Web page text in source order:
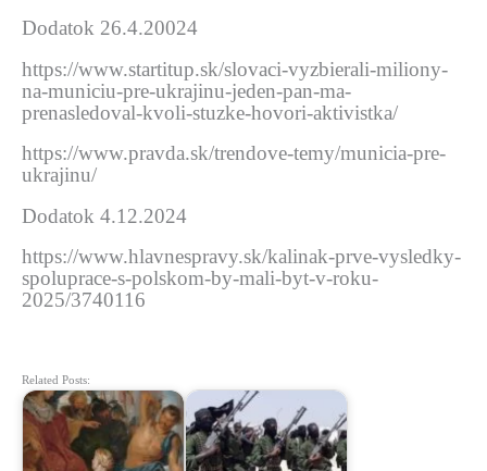
Dodatok 26.4.20024
https://www.startitup.sk/slovaci-vyzbierali-miliony-
na-municiu-pre-ukrajinu-jeden-pan-ma-
prenasledoval-kvoli-stuzke-hovori-aktivistka/
https://www.pravda.sk/trendove-temy/municia-pre-
ukrajinu/
Dodatok 4.12.2024
https://www.hlavnespravy.sk/kalinak-prve-vysledky-
spoluprace-s-polskom-by-mali-byt-v-roku-
2025/3740116
Related Posts: